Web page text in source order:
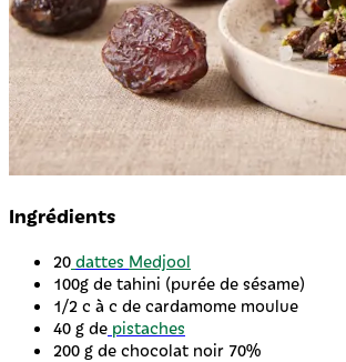
Ingrédients
20 dattes Medjool
100g de tahini (purée de sésame)
1/2 c à c de cardamome moulue
40 g de pistaches
200 g de chocolat noir 70%